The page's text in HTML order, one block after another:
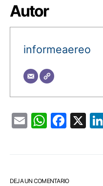
Autor
informeaereo
Email X
DEJA UN COMENTARIO